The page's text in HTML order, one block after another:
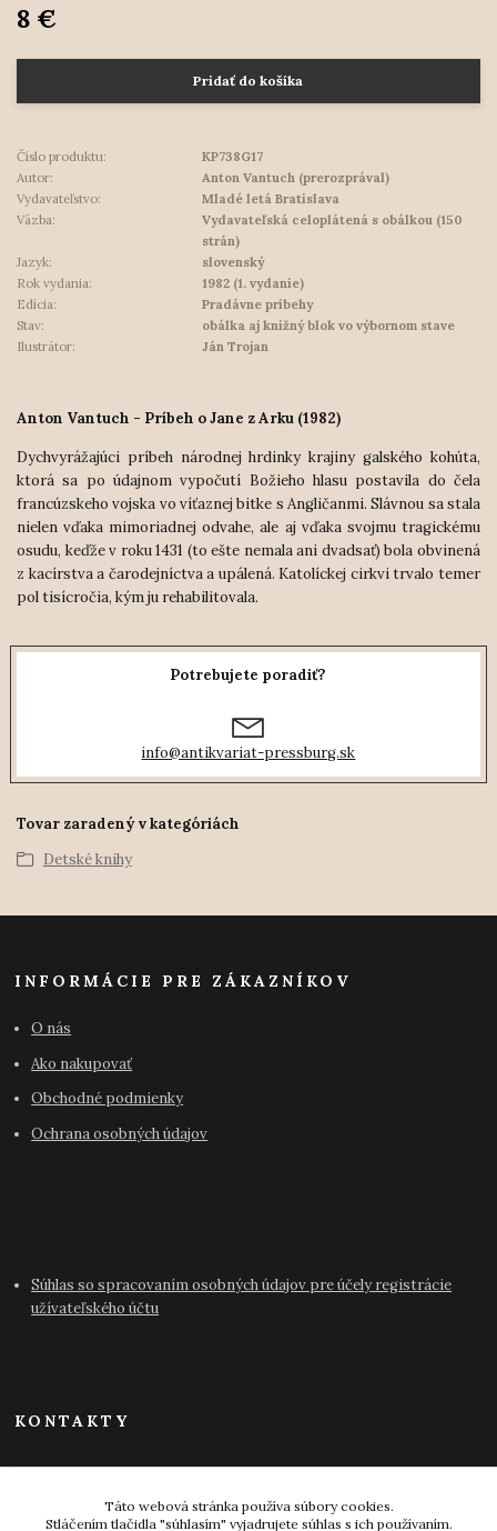
8 €
Pridať do košíka
Číslo produktu:
KP738G17
Autor:
Anton Vantuch (prerozprával)
Vydavateľstvo:
Mladé letá Bratislava
Väzba:
Vydavateľská celoplátená s obálkou (150
strán)
Jazyk:
slovenský
Rok vydania:
1982 (1. vydanie)
Edícia:
Pradávne príbehy
Stav:
obálka aj knižný blok vo výbornom stave
Ilustrátor:
Ján Trojan
Anton Vantuch - Príbeh o Jane z Arku (1982)
Dychvyrážajúci príbeh národnej hrdinky krajiny galského kohúta,
ktorá sa po údajnom vypočutí Božieho hlasu postavila do čela
francúzskeho vojska vo víťaznej bitke s Angličanmi. Slávnou sa stala
nielen vďaka mimoriadnej odvahe, ale aj vďaka svojmu tragickému
osudu, keďže v roku 1431 (to ešte nemala ani dvadsať) bola obvinená
z kacírstva a čarodejníctva a upálená. Katolíckej cirkvi trvalo temer
pol tisícročia, kým ju rehabilitovala.
Potrebujete poradiť?
info@antikvariat-pressburg.sk
Tovar zaradený v kategóriách
Detské knihy
INFORMÁCIE PRE ZÁKAZNÍKOV
O nás
Ako nakupovať
Obchodné podmienky
Ochrana osobných údajov
Súhlas so spracovaním osobných údajov pre účely registrácie
užívateľského účtu
KONTAKTY
Táto webová stránka používa súbory cookies.
Stláčením tlačidla "súhlasím" vyjadrujete súhlas s ich používaním.